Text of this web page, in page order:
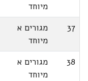
מיוחד
37
מגורים א
מיוחד
38
מגורים א
מיוחד